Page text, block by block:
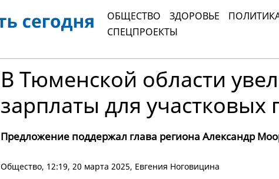
ОБЩЕСТВО ЗДОРОВЬЕ
СПЕЦПРОЕКТЫ
В Тюменской области
зарплаты для участковых
Предложение поддержал глава региона Александр
Общество, 12:19, 20 марта 2025, Евгения Ноговицина